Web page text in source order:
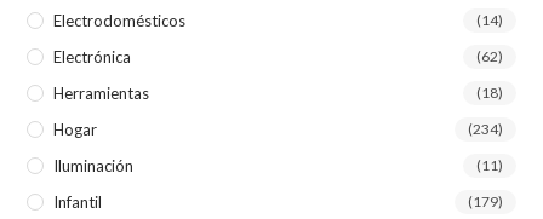
Electrodomésticos (14)
Electrónica (62)
Herramientas (18)
Hogar (234)
Iluminación (11)
Infantil (179)